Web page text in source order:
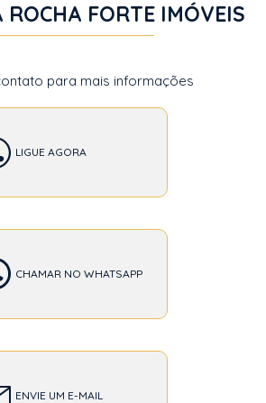
ROCHA FORTE IMÓVEIS
para mais informações
LIGUE AGORA
CHAMAR NO WHATSAPP
ENVIE UM E-MAIL